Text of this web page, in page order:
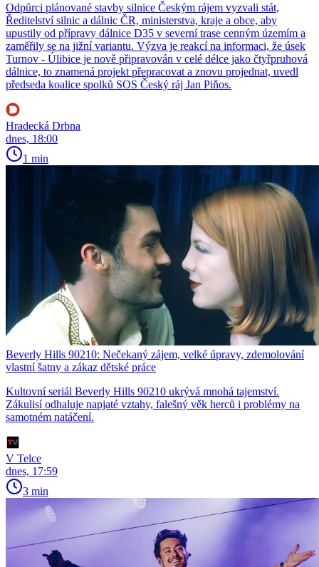
Odpůrci plánované stavby silnice Českým rájem vyzvali stát,
Ředitelství silnic a dálnic ČR, ministerstva, kraje a obce, aby
upustily od přípravy dálnice D35 v severní trase cenným územím a
zaměřily se na jižní variantu. Výzva je reakcí na informaci, že úsek
Turnov - Úlibice je nově připravován v celé délce jako čtyřpruhová
dálnice, to znamená projekt přepracovat a znovu projednat, uvedl
předseda koalice spolků SOS Český ráj Jan Piňos.
Hradecká Drbna
dnes, 18:00
1 min
Beverly Hills 90210: Nečekaný zájem, velké úpravy, zdemolování
vlastní šatny a zákaz dětské práce
Kultovní seriál Beverly Hills 90210 ukrývá mnohá tajemství.
Zákulisí odhaluje napjaté vztahy, falešný věk herců i problémy na
samotném natáčení.
V Telce
dnes, 17:59
3 min